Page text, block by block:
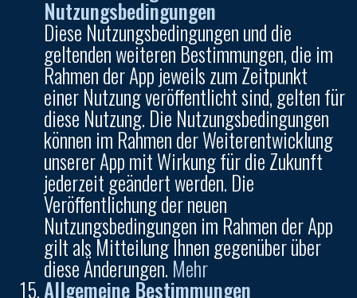
Nutzungsbedingungen
Diese Nutzungsbedingungen und die
geltenden weiteren Bestimmungen, die im
Rahmen der App jeweils zum Zeitpunkt
einer Nutzung veröffentlicht sind, gelten für
diese Nutzung. Die Nutzungsbedingungen
können im Rahmen der Weiterentwicklung
unserer App mit Wirkung für die Zukunft
jederzeit geändert werden. Die
Veröffentlichung der neuen
Nutzungsbedingungen im Rahmen der App
gilt als Mitteilung Ihnen gegenüber über
diese Änderungen.Mehr
Allgemeine Bestimmungen